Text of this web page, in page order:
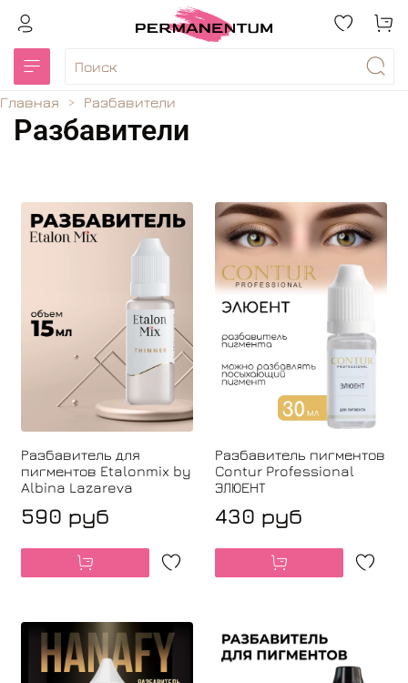
Главная Разбавители
Разбавители
Разбавитель для
пигментов Etalonmix by
Albina Lazareva
590 руб
Разбавитель пигментов
Contur Professional
ЭЛЮЕНТ
430 руб